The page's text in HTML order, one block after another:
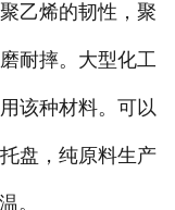
乙烯的韧性，聚
耐摔。大型化工
该种材料。可以
盘，纯原料生产
。